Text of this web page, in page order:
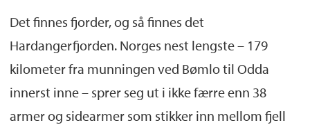
Det finnes fjorder, og så finnes det
Hardangerfjorden. Norges nest lengste – 179
kilometer fra munningen ved Bømlo til Odda
innerst inne – sprer seg ut i ikke færre enn 38
armer og sidearmer som stikker inn mellom fjell